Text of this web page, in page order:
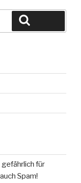
für
Spam!